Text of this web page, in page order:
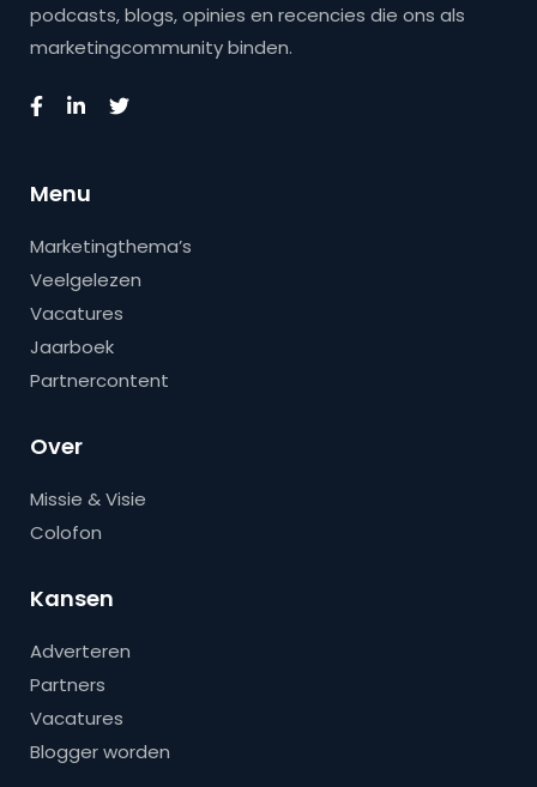
podcasts, blogs, opinies en recencies die ons als
marketingcommunity binden.
Menu
Marketingthema’s
Veelgelezen
Vacatures
Jaarboek
Partnercontent
Over
Missie & Visie
Colofon
Kansen
Adverteren
Partners
Vacatures
Blogger worden